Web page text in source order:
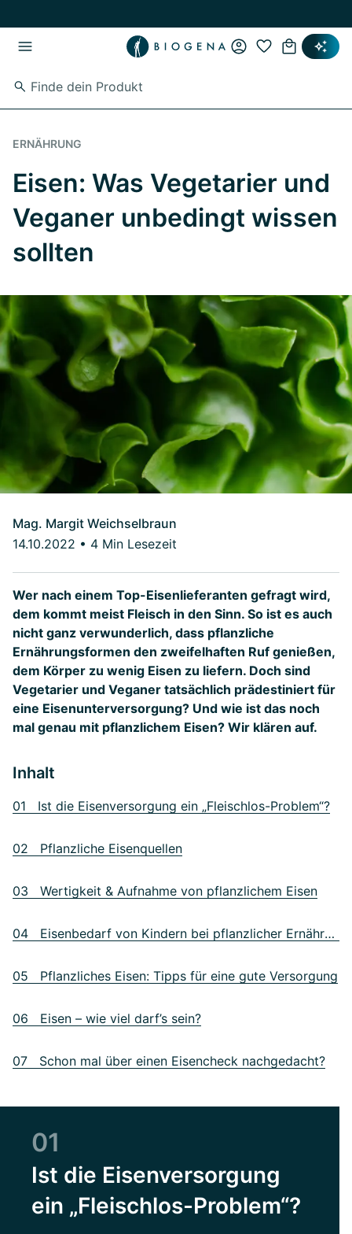
ERNÄHRUNG
Eisen: Was Vegetarier und
Veganer unbedingt wissen
sollten
Mag. Margit Weichselbraun
14.10.2022 • 4 Min Lesezeit
Wer nach einem Top-Eisenlieferanten gefragt wird,
dem kommt meist Fleisch in den Sinn. So ist es auch
nicht ganz verwunderlich, dass pflanzliche
Ernährungsformen den zweifelhaften Ruf genießen,
dem Körper zu wenig Eisen zu liefern. Doch sind
Vegetarier und Veganer tatsächlich prädestiniert für
eine Eisenunterversorgung? Und wie ist das noch
mal genau mit pflanzlichem Eisen? Wir klären auf.
Inhalt
01 Ist die Eisenversorgung ein „Fleischlos-Problem“?
02 Pflanzliche Eisenquellen
03 Wertigkeit & Aufnahme von pflanzlichem Eisen
04 Eisenbedarf von Kindern bei pflanzlicher Ernährung
05 Pflanzliches Eisen: Tipps für eine gute Versorgung
06 Eisen – wie viel darf’s sein?
07 Schon mal über einen Eisencheck nachgedacht?
01
Ist die Eisenversorgung
ein „Fleischlos-Problem“?